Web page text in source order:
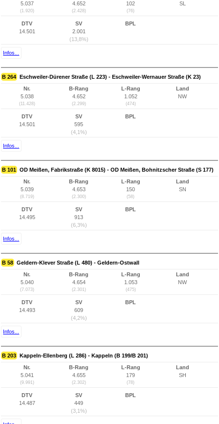
5.037
(1.920)
4.652
(2.428)
102
(76)
SL
DTV
14.501
SV
2.001
(13,8%)
BPL
Infos...
B 264 Eschweiler-Dürener Straße (L 223) - Eschweiler-Wernauer Straße (K 23)
Nr.
5.038
(11.428)
B-Rang
4.652
(2.299)
L-Rang
1.052
(474)
Land
NW
DTV
14.501
SV
595
(4,1%)
BPL
Infos...
B 101 OD Meißen, Fabrikstraße (K 8015) - OD Meißen, Bohnitzscher Straße (S 177)
Nr.
5.039
(8.719)
B-Rang
4.653
(2.300)
L-Rang
150
(58)
Land
SN
DTV
14.495
SV
913
(6,3%)
BPL
Infos...
B 58 Geldern-Klever Straße (L 480) - Geldern-Ostwall
Nr.
5.040
(7.073)
B-Rang
4.654
(2.301)
L-Rang
1.053
(475)
Land
NW
DTV
14.493
SV
609
(4,2%)
BPL
Infos...
B 203 Kappeln-Ellenberg (L 286) - Kappeln (B 199/B 201)
Nr.
5.041
(9.991)
B-Rang
4.655
(2.302)
L-Rang
179
(78)
Land
SH
DTV
14.487
SV
449
(3,1%)
BPL